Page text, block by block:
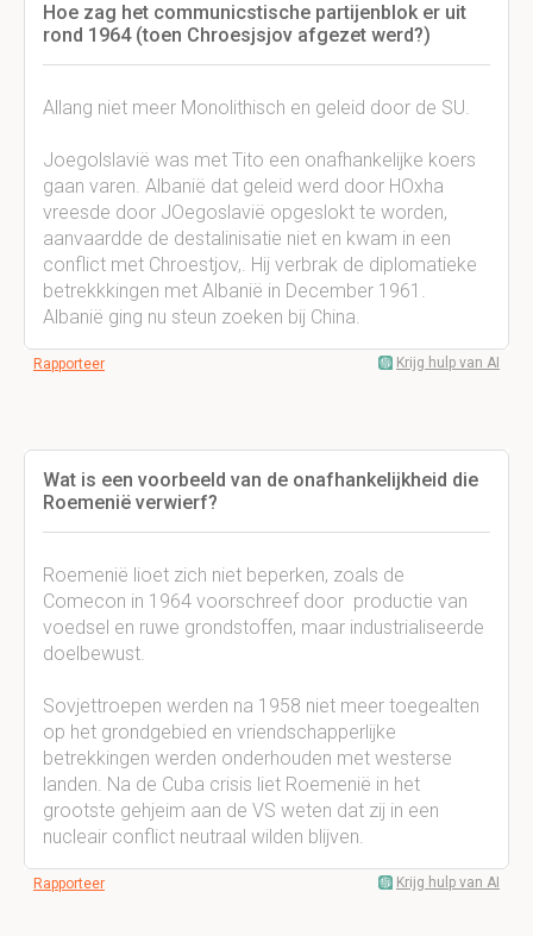
Hoe zag het communicstische partijenblok er uit
rond 1964 (toen Chroesjsjov afgezet werd?)
Allang niet meer Monolithisch en geleid door de SU.
Joegolslavië was met Tito een onafhankelijke koers
gaan varen. Albanië dat geleid werd door HOxha
vreesde door JOegoslavië opgeslokt te worden,
aanvaardde de destalinisatie niet en kwam in een
conflict met Chroestjov,. Hij verbrak de diplomatieke
betrekkkingen met Albanië in December 1961.
Albanië ging nu steun zoeken bij China.
Rapporteer Krijg hulp van AI
Wat is een voorbeeld van de onafhankelijkheid die
Roemenië verwierf?
Roemenië lioet zich niet beperken, zoals de
Comecon in 1964 voorschreef door productie van
voedsel en ruwe grondstoffen, maar industrialiseerde
doelbewust.
Sovjettroepen werden na 1958 niet meer toegealten
op het grondgebied en vriendschapperlijke
betrekkingen werden onderhouden met westerse
landen. Na de Cuba crisis liet Roemenië in het
grootste gehjeim aan de VS weten dat zij in een
nucleair conflict neutraal wilden blijven.
Rapporteer Krijg hulp van AI